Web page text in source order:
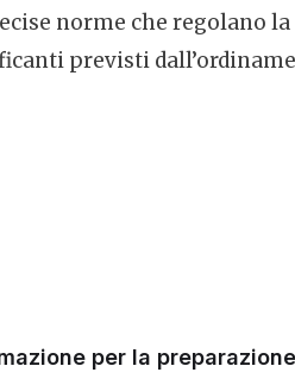
norme che regolano
previsti
per la